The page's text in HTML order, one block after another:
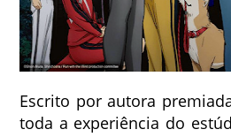
Escrito por autora
toda a experiência do